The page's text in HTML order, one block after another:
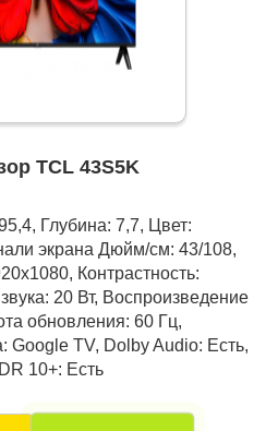
TCL 43S5K
Глубина: 7,7, Цвет:
экрана Дюйм/см: 43/108,
Контрастность:
20 Вт, Воспроизведение
обновления: 60 Гц,
Google TV, Dolby Audio: Есть,
10+: Есть